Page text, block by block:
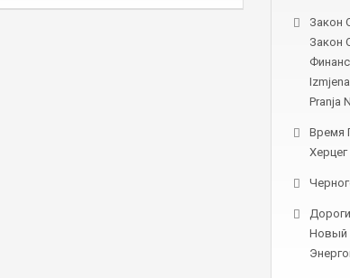
Закон
Закон
Pranja
Время
Новый